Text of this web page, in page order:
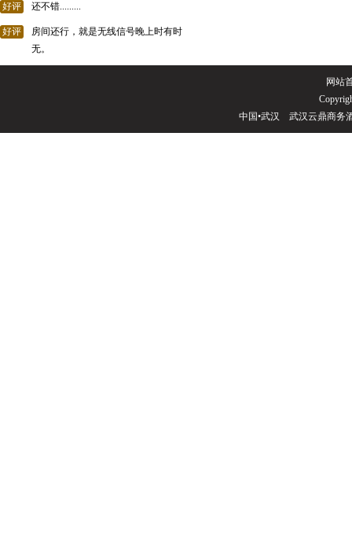
好评 还不错.........
好评
房间还行，就是无线信号晚上时有时
无。
网站
中国•武汉 武汉云鼎商务